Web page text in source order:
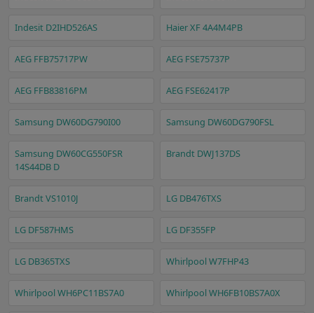
Indesit D2IHD526AS Haier XF 4A4M4PB
AEG FFB75717PW AEG FSE75737P
AEG FFB83816PM AEG FSE62417P
Samsung DW60DG790I00 Samsung DW60DG790FSL
Samsung DW60CG550FSR
14S44DB D
Brandt DWJ137DS
Brandt VS1010J LG DB476TXS
LG DF587HMS LG DF355FP
LG DB365TXS Whirlpool W7FHP43
Whirlpool WH6PC11BS7A0 Whirlpool WH6FB10BS7A0X